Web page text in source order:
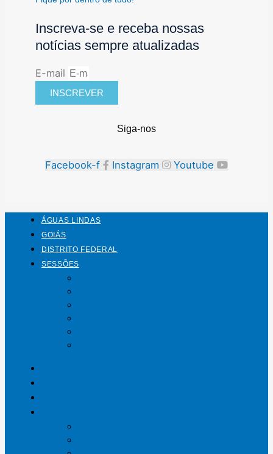
Inscreva-se e receba nossas
notícias sempre atualizadas
E-mail
INSCREVER
Siga-nos
Facebook-f Instagram Youtube
ÁGUAS LINDAS
GOIÁS
DISTRITO FEDERAL
SESSÕES